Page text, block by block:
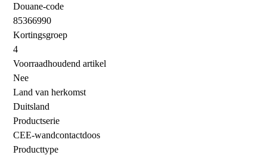
Douane-code
85366990
Kortingsgroep
4
Voorraadhoudend artikel
Nee
Land van herkomst
Duitsland
Productserie
CEE-wandcontactdoos
Producttype